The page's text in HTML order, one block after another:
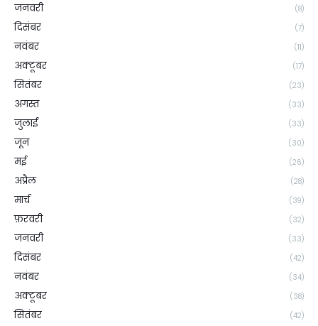
जनवरी (8)
दिसंबर (7)
नवंबर (11)
अक्टूबर (17)
सितंबर (23)
अगस्त (33)
जुलाई (33)
जून (30)
मई (26)
अप्रैल (28)
मार्च (39)
फ़रवरी (32)
जनवरी (33)
दिसंबर (42)
नवंबर (34)
अक्टूबर (38)
सितंबर (42)